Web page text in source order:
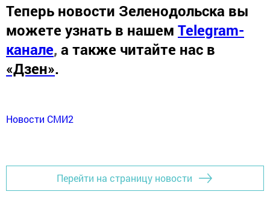
Теперь новости Зеленодольска вы
можете узнать в нашем Telegram-
канале, а также читайте нас в
«Дзен».
Новости СМИ2
Перейти на страницу новости